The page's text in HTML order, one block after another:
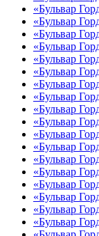
«Бульвар
«Бульвар
«Бульвар
«Бульвар
«Бульвар
«Бульвар
«Бульвар
«Бульвар
«Бульвар
«Бульвар
«Бульвар
«Бульвар
«Бульвар
«Бульвар
«Бульвар
«Бульвар
«Бульвар
«Бульвар